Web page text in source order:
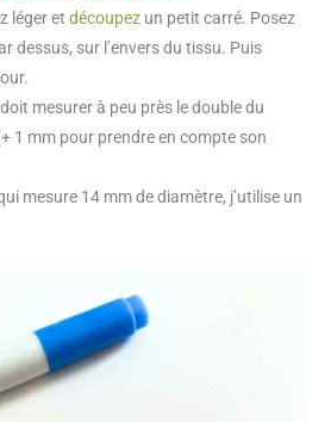
léger et découpez un petit carré. Posez
dessus, sur l’envers du tissu. Puis
mesurer à peu près le double du
1 mm pour prendre en compte son
mesure 14 mm de diamètre, j’utilise un